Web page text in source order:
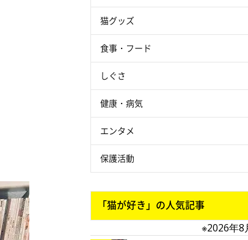
猫グッズ
食事・フード
しぐさ
健康・病気
エンタメ
保護活動
「猫が好き」の人気記事
※2026年8